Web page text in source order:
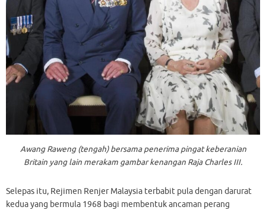
Awang Raweng (tengah) bersama penerima pingat keberanian
Britain yang lain merakam gambar kenangan Raja Charles III.
Selepas itu, Rejimen Renjer Malaysia terbabit pula dengan darurat
kedua yang bermula 1968 bagi membentuk ancaman perang